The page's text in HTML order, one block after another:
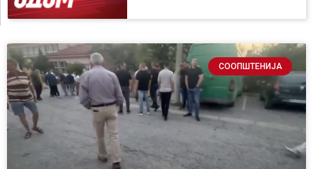
СООПШТЕНИЈА